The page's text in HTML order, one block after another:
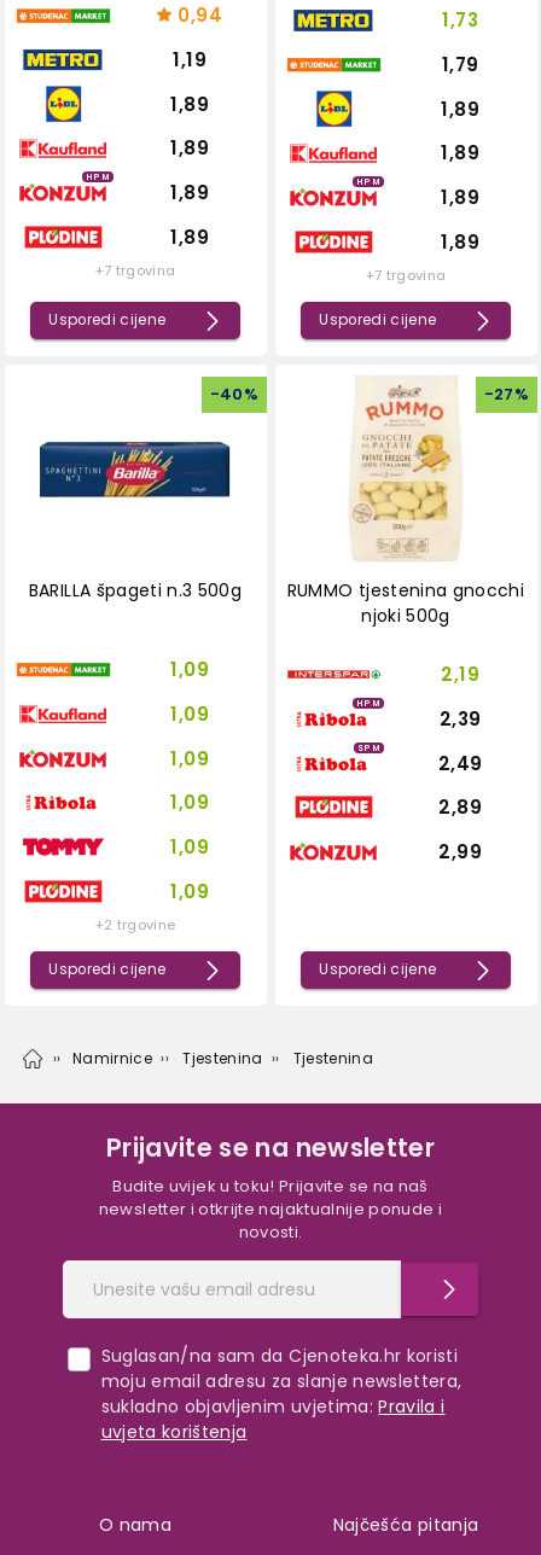
0,94
1,19
1,89
1,89
HPM
1,89
1,89
+7 trgovina
Usporedi cijene
1,73
1,79
1,89
1,89
HPM
1,89
1,89
+7 trgovina
Usporedi cijene
-40%
BARILLA špageti n.3 500g
1,09
1,09
1,09
1,09
1,09
1,09
+2 trgovine
Usporedi cijene
-27%
RUMMO tjestenina gnocchi
njoki 500g
2,19
HPM
2,39
SPM
2,49
2,89
2,99
Usporedi cijene
Namirnice Tjestenina Tjestenina
Prijavite se na newsletter
Budite uvijek u toku! Prijavite se na naš
newsletter i otkrijte najaktualnije ponude i
novosti.
Suglasan/na sam da Cjenoteka.hr koristi
moju email adresu za slanje newslettera,
sukladno objavljenim uvjetima: Pravila i
uvjeta korištenja
O nama Najčešća pitanja